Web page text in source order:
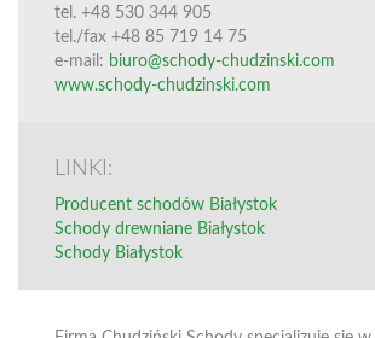
tel. +48 530 344 905
tel./fax +48 85 719 14 75
e-mail: biuro@schody-chudzinski.com
www.schody-chudzinski.com
LINKI:
Producent schodów Białystok
Schody drewniane Białystok
Schody Białystok